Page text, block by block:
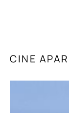
CINE